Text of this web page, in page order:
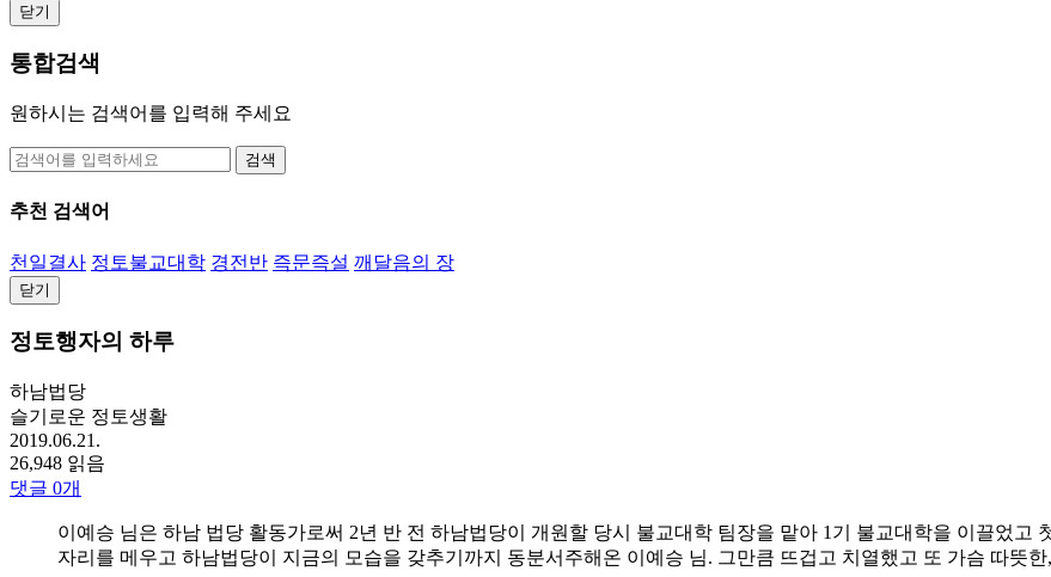
닫기
통합검색
원하시는 검색어를 입력해 주세요
검색
추천 검색어
천일결사 정토불교대학 경전반 즉문즉설 깨달음의 장
닫기
정토행자의 하루
하남법당
슬기로운 정토생활
2019.06.21.
26,948 읽음
댓글 0개
이예승 님은 하남 법당 활동가로써 2년 반 전 하남법당이 개원할 당시 불교대학 팀장을 맡아 1기 불교대학을 이끌었고
자리를 메우고 하남법당이 지금의 모습을 갖추기까지 동분서주해온 이예승 님. 그만큼 뜨겁고 치열했고 또 가슴 따뜻